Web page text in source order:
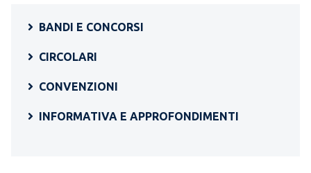
BANDI E CONCORSI
CIRCOLARI
CONVENZIONI
INFORMATIVA E APPROFONDIMENTI